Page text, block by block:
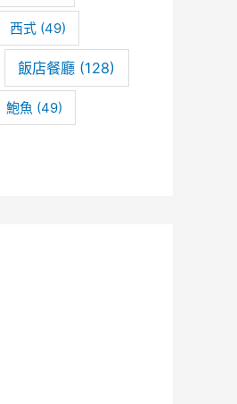
西式 (49)
飯店餐廳 (128)
鮑魚 (49)